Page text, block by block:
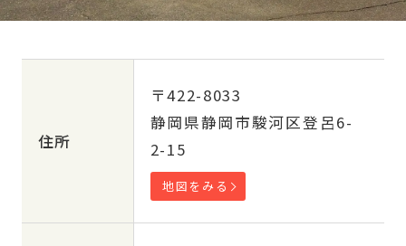
住所
〒422-8033
静岡県静岡市駿河区登呂6-
2-15
地図をみる